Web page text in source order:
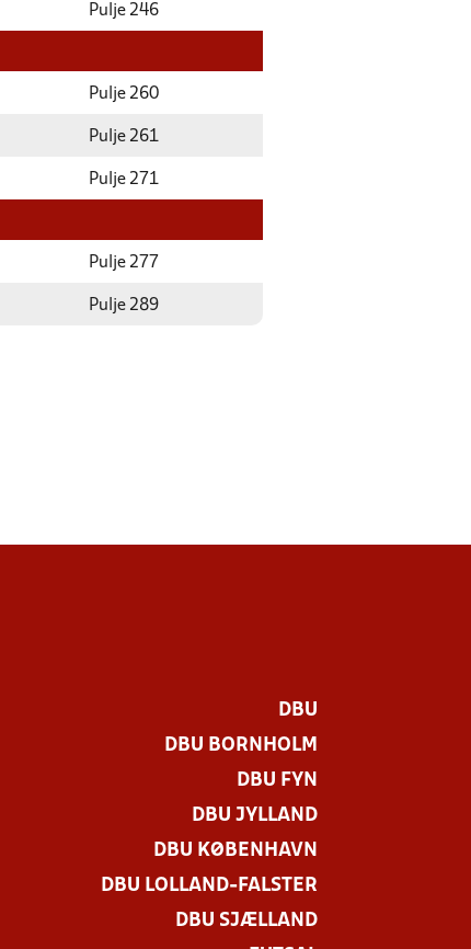
Pulje 246
Pulje 260
Pulje 261
Pulje 271
Pulje 277
Pulje 289
DBU
DBU BORNHOLM
DBU FYN
DBU JYLLAND
DBU KØBENHAVN
DBU LOLLAND-FALSTER
DBU SJÆLLAND